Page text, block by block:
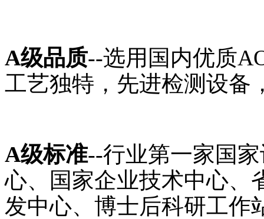
A级品质--选用国内优质
工艺独特，先进检测设备
A级标准--行业第一家国
心、国家企业技术中心、
发中心、博士后科研工作